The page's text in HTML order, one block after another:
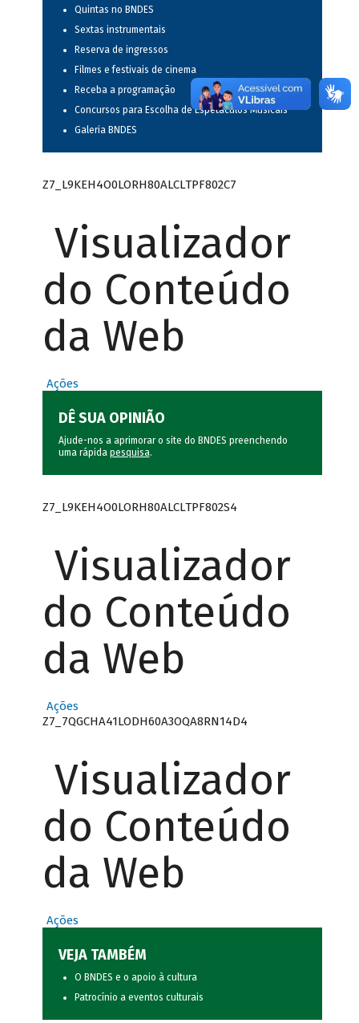
Quintas no BNDES
Sextas instrumentais
Reserva de ingressos
Filmes e festivais de cinema
Receba a programação
Concursos para Escolha de Espetáculos Musicais
Galeria BNDES
Z7_L9KEH4O0LORH80ALCLTPF802C7
Visualizador
do Conteúdo
da Web
Ações
DÊ SUA OPINIÃO
Ajude-nos a aprimorar o site do BNDES preenchendo
uma rápida pesquisa.
Z7_L9KEH4O0LORH80ALCLTPF802S4
Visualizador
do Conteúdo
da Web
Ações
Z7_7QGCHA41LODH60A3OQA8RN14D4
Visualizador
do Conteúdo
da Web
Ações
VEJA TAMBÉM
O BNDES e o apoio à cultura
Patrocínio a eventos culturais